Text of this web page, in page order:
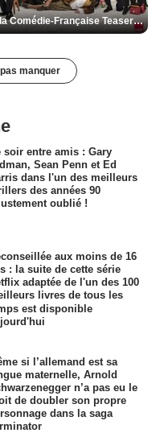
De la Comédie-Française Teaser VF
manquer
soir entre amis : Gary
Sean Penn et Ed
dans l'un des meilleurs
des années 90
oublié !
aux moins de 16
: la suite de cette série
adaptée de l'un des 100
livres de tous les
est disponible
si l’allemand est sa
maternelle, Arnold
n’a pas eu le
de doubler son propre
dans la saga